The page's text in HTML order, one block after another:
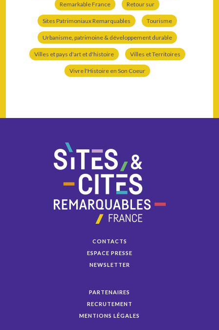
Remarkable France Retour sur
Sites Patrimoniaux Remarquables Tourisme
Urbanisme, patrimoine & développement durable
Villes et pays d'art et d'histoire Villes et Territoires
Vivre l'Histoire en Son Coeur
CONTACTS
ESPACE PRESSE
NEWSLETTER
PARTENAIRES
RECRUTEMENT
MENTIONS LÉGALES